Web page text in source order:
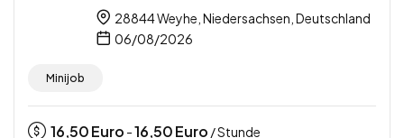
28844 Weyhe, Niedersachsen, Deutschland
06/08/2026
Minijob
16,50Euro -16,50Euro / Stunde